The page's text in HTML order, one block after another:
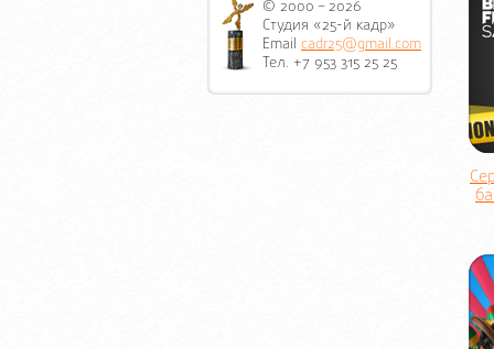
© 2000 – 2026
Студия «25-й кадр»
Email cadr25@gmail.com
Тел. +7 953 315 25 25